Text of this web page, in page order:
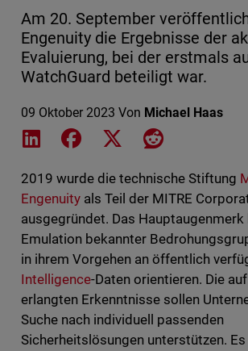
Am 20. September
Engenuity die Ergebnisse der
Evaluierung, bei der erstmals
WatchGuard beteiligt war.
09 Oktober 2023 Von Michael Haas
Share on LinkedIn
Share on Facebook
Share on XShare on Reddit
2019 wurde die technische Stiftung
Engenuityals Teil der MITRE
ausgegründet. Das
Emulation bekannter
in ihrem Vorgehen an öffentlich
Intelligence-Daten orientieren. Die
erlangten Erkenntnisse sollen
Suche nach individuell passenden
Sicherheitslösungen unterstützen.